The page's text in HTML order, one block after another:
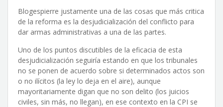
Blogespierre justamente una de las cosas que más critica
de la reforma es la desjudicialización del conflicto para
dar armas administrativas a una de las partes.
Uno de los puntos discutibles de la eficacia de esta
desjudicialización seguiría estando en que los tribunales
no se ponen de acuerdo sobre si determinados actos son
o no ilícitos (la ley lo deja en el aire), aunque
mayoritariamente digan que no son delito (los juicios
civiles, sin más, no llegan), en ese contexto en la CPI se